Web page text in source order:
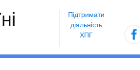
Підтримати
діяльність
ХПГ